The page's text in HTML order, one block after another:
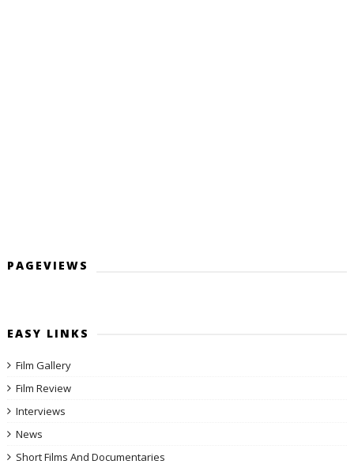
PAGEVIEWS
EASY LINKS
Film Gallery
Film Review
Interviews
News
Short Films And Documentaries